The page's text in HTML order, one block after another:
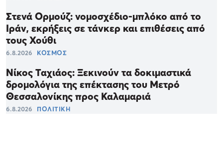
Στενά Ορμούζ: νομοσχέδιο-μπλόκο από το
Ιράν, εκρήξεις σε τάνκερ και επιθέσεις από
τους Χούθι
6.8.2026 ΚΟΣΜΟΣ
Νίκος Ταχιάος: Ξεκινούν τα δοκιμαστικά
δρομολόγια της επέκτασης του Μετρό
Θεσσαλονίκης προς Καλαμαριά
6.8.2026 ΠΟΛΙΤΙΚΗ